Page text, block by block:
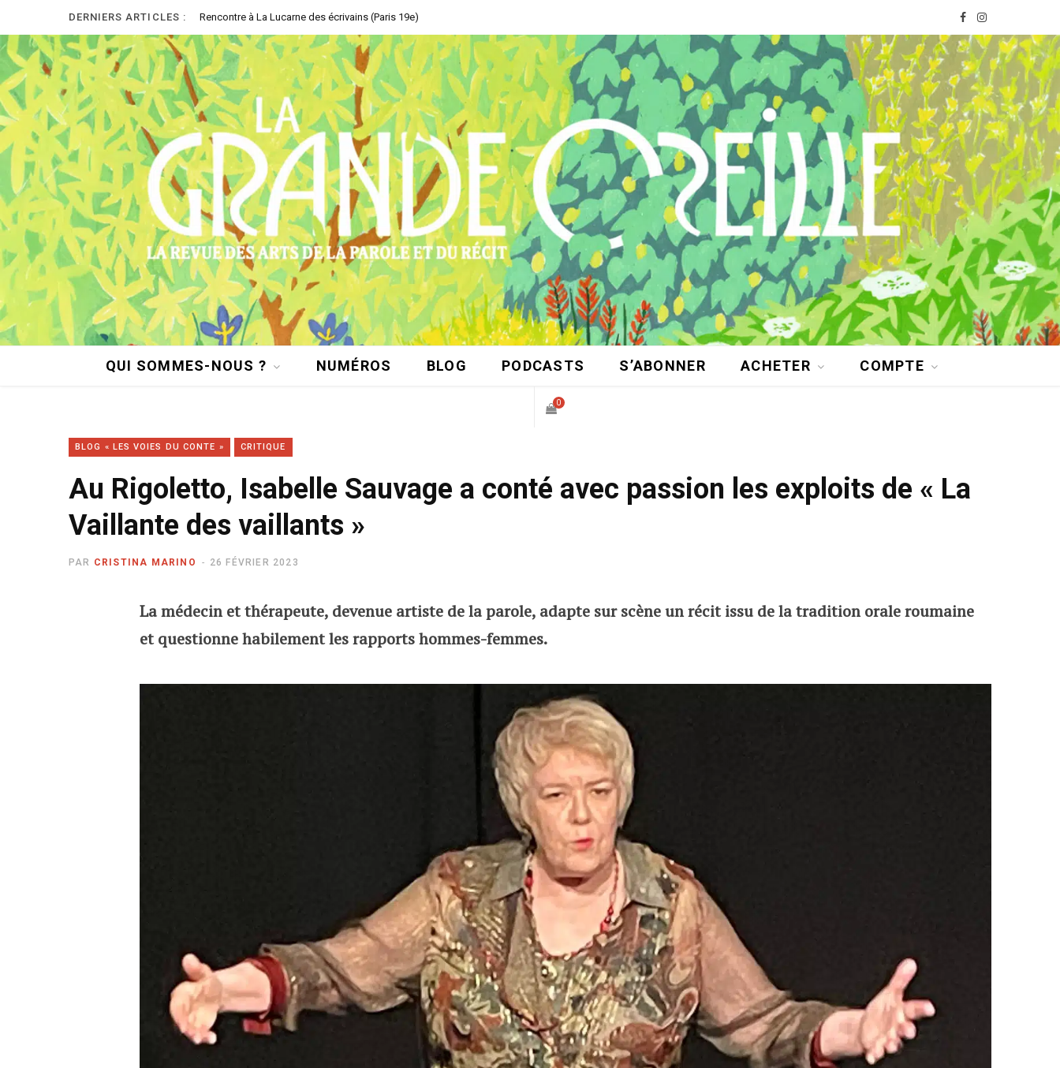
DERNIERS ARTICLES : Rencontre à La Lucarne des écrivains (Paris 19e) F
a
e
b
o
k
I
n
s
t
g
r
a
m
QUI SOMMES-NOUS ? NUMÉROS BLOG PODCASTS S’ABONNER ACHETER COMPTE
0
A
E
’
A
C
A
S
BLOG « LES VOIES DU CONTE » CRITIQUE
Au Rigoletto, Isabelle Sauvage a conté avec passion les exploits de « La
Vaillante des vaillants »
PAR CRISTINA MARINO 26 FÉVRIER 2023
La médecin et thérapeute, devenue artiste de la parole, adapte sur scène un récit issu de la tradition orale roumaine
et questionne habilement les rapports hommes-femmes.